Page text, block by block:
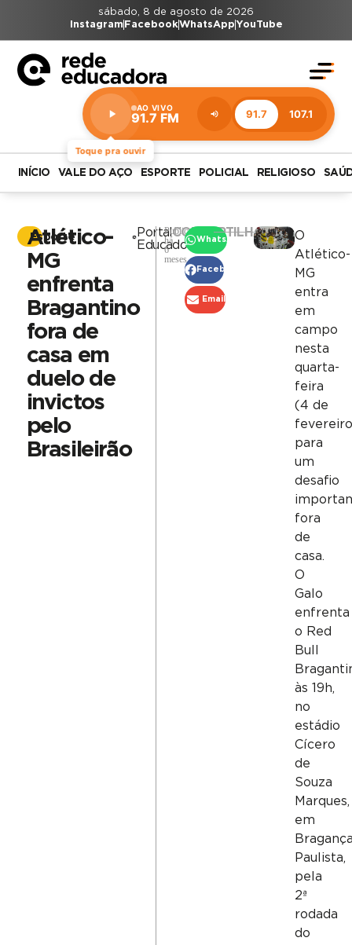
sábado, 8 de agosto de 2026
Instagram FacebookWhatsAppYouTube
Toque pra ouvir
AO VIVO
91.7 FM 91.7 107.1
Estação:
91.7
FM
INÍCIO VALE DO AÇO ESPORTE POLICIAL RELIGIOSO
Esporte
Atlético-
MG
enfrenta
Bragantino
fora de
casa em
duelo de
invictos
pelo
Brasileirão
Portal
Educadora
Publicado
há
6
meses
COMPARTILHAR
WhatsApp
Facebook
Email
O
Atlético-
MG
entra
em
campo
nesta
quarta-
feira
(4 de
para
um
desafio
fora
de
casa.
O
Galo
enfrenta
o Red
Bull
às 19h,
no
estádio
Cícero
de
Souza
Marques,
em
Paulista,
pela
2ª
rodada
do